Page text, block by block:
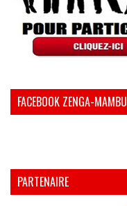
FACEBOOK ZENGA-MAMBU
PARTENAIRE